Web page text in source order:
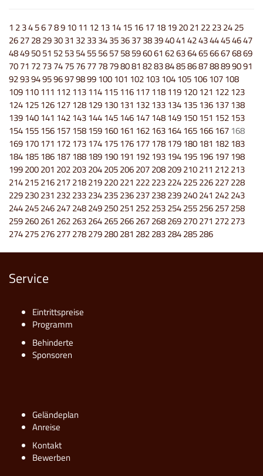
1 234567891011 12131415161718192021 22232425
262728293031 32333435363738394041 424344454647
48495051 52535455565758596061 6263646566676869
7071 72737475767778798081 82838485868788899091
9293949596979899100101 102103104105106107108
109110111 112113114115116117118119120121 122123
124125126127128129130131 132133134135136137138
139140141 142143144145146147148149150151 152153
154155156157158159160161 162163164165166167168
169170171 172173174175176177178179180181 182183
184185186187188189190191 192193194195196197198
199200201 202203204205206207208209210211 212213
214215216217218219220221 222223224225226227228
229230231 232233234235236237238239240241 242243
244245246247248249250251 252253254255256257258
259260261 262263264265266267268269270271 272273
274275276277278279280281 282283284285286
Service
Eintrittspreise
Programm
Behinderte
Sponsoren
Geländeplan
Anreise
Kontakt
Bewerben